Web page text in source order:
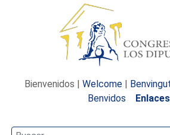
Bienvenidos | Welcome |
Benvidos
Enlaces